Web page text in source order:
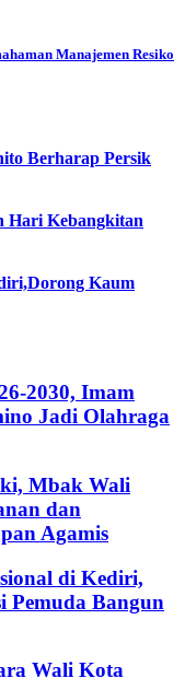
Manajemen Resiko
Berharap Persik
Hari Kebangkitan
Kaum
2030, Imam
Jadi Olahraga
Mbak Wali
dan
Agamis
di Kediri,
Pemuda Bangun
Wali Kota